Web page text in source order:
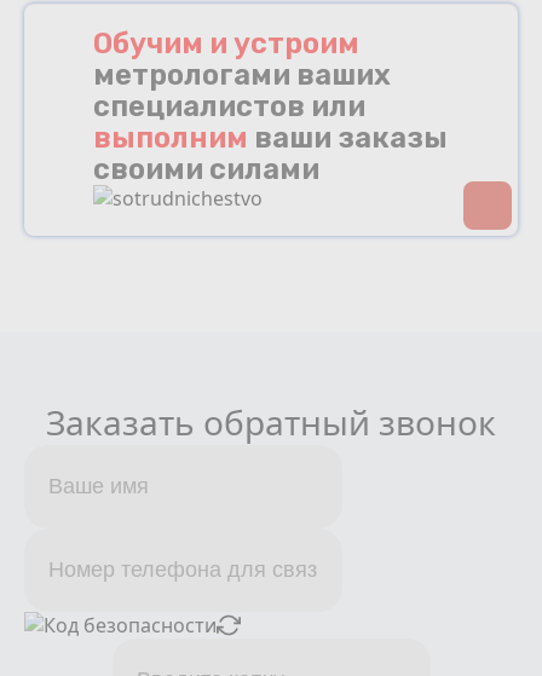
Обучим и устроим
метрологами ваших
специалистов или
выполним ваши заказы
своими силами
Заказать обратный звонок